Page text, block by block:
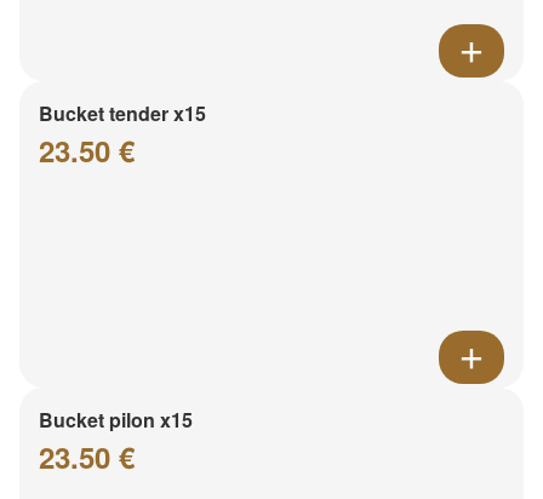
Bucket tender x15
23.50 €
Bucket pilon x15
23.50 €